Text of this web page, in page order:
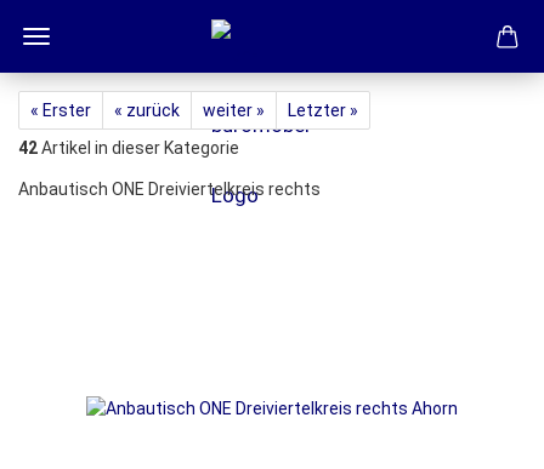
« Erster « zurück weiter »
Letzter »
42Artikel in dieser Kategorie
Anbautisch ONE Dreiviertelkreis rechts